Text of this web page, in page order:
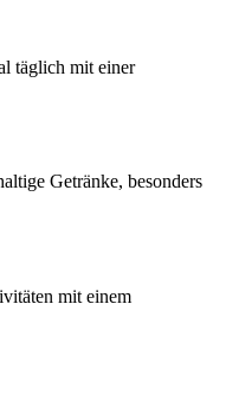
täglich mit einer
Getränke, besonders
mit einem